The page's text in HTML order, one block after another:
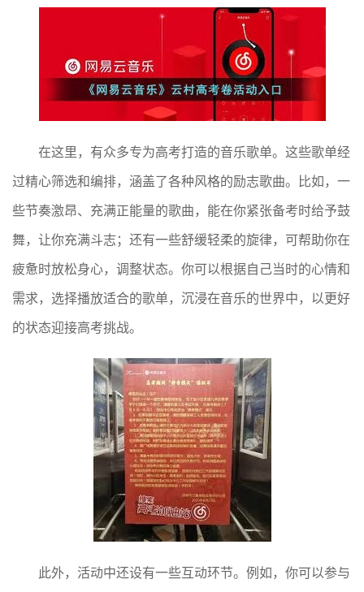
在这里，有众多专为高考打造的音乐歌单。这些歌单经
过精心筛选和编排，涵盖了各种风格的励志歌曲。比如，一
些节奏激昂、充满正能量的歌曲，能在你紧张备考时给予鼓
舞，让你充满斗志；还有一些舒缓轻柔的旋律，可帮助你在
疲惫时放松身心，调整状态。你可以根据自己当时的心情和
需求，选择播放适合的歌单，沉浸在音乐的世界中，以更好
的状态迎接高考挑战。
此外，活动中还设有一些互动环节。例如，你可以参与